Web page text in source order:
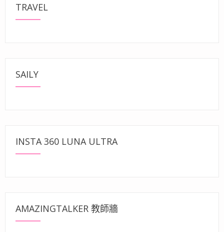
TRAVEL
SAILY
INSTA 360 LUNA ULTRA
AMAZINGTALKER 教師牆